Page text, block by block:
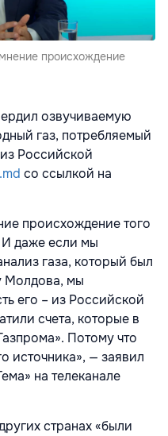
происхождение
озвучиваемую
газ, потребляемый
Российской
со ссылкой на
происхождение того
И даже если мы
газа, который был
Молдова, мы
его – из Российской
счета, которые в
Потому что
источника», — заявил
на телеканале
странах «были